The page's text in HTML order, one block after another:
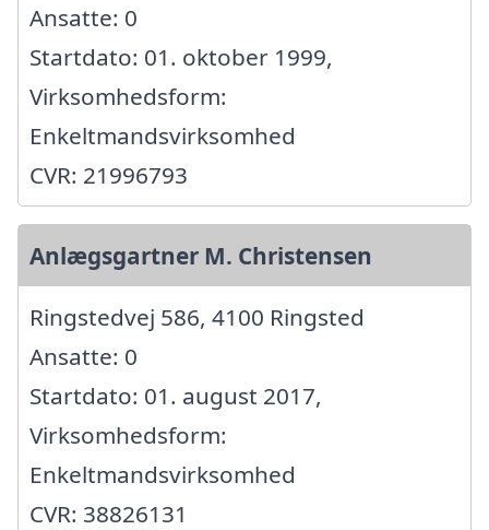
Ansatte: 0
Startdato: 01. oktober 1999,
Virksomhedsform:
Enkeltmandsvirksomhed
CVR: 21996793
Anlægsgartner M. Christensen
Ringstedvej 586, 4100 Ringsted
Ansatte: 0
Startdato: 01. august 2017,
Virksomhedsform:
Enkeltmandsvirksomhed
CVR: 38826131